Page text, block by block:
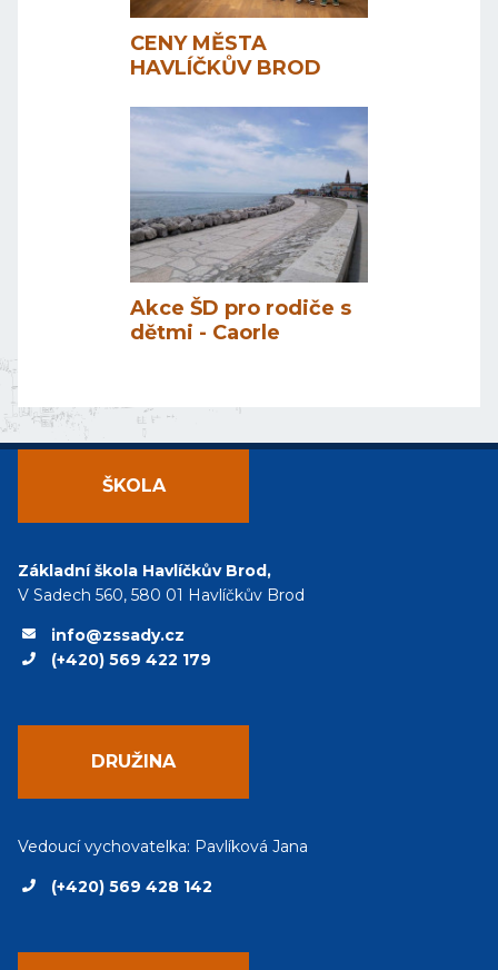
CENY MĚSTA
HAVLÍČKŮV BROD
Akce ŠD pro rodiče s
dětmi - Caorle
ŠKOLA
Základní škola Havlíčkův Brod,
V Sadech 560, 580 01 Havlíčkův Brod
info@zssady.cz
(+420) 569 422 179
DRUŽINA
Vedoucí vychovatelka: Pavlíková Jana
(+420) 569 428 142